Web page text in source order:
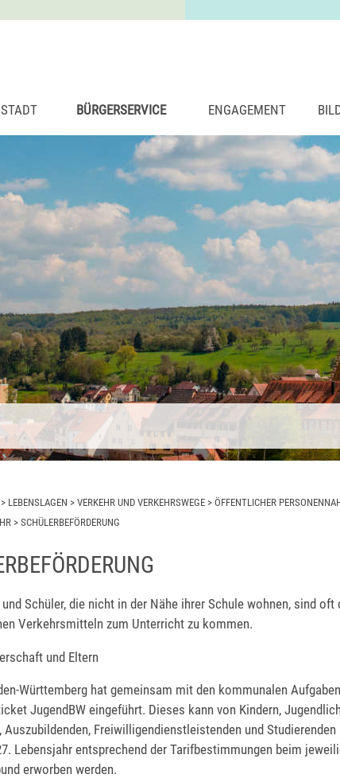
BÜRGERSERVICE ENGAGEMENT
> LEBENSLAGEN > VERKEHR UND VERKEHRSWEGE > ÖFFENTLICHER
> SCHÜLERBEFÖRDERUNG
Schüler, die nicht in der Nähe ihrer Schule wohnen, sind oft
Verkehrsmitteln zum Unterricht zu kommen.
und Eltern
Württemberg hat gemeinsam mit den kommunalen
JugendBW eingeführt. Dieses kann von Kindern,
Auszubildenden, Freiwilligendienstleistenden und Studierenden
Lebensjahr entsprechend der Tarifbestimmungen beim
erworben werden.